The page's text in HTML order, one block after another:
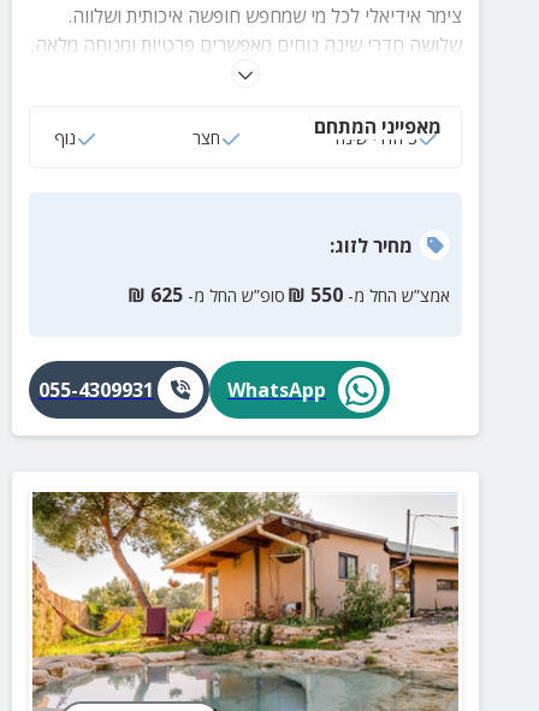
צימר אידיאלי לכל מי שמחפש חופשה איכותית ושלווה.
שלושה חדרי שינה נוחים מאפשרים פרטיות ומנוחה מלאה,
והחצר הירוקה והמרווחת מציעה מרחב פתוח ונעים
מאפייני המתחם
3 חדרי שינה חצר נוף
מחירלזוג:
אמצ”ש החל מ- 550
₪ סופ”ש החל מ- 625
₪
WhatsApp
055-4309931